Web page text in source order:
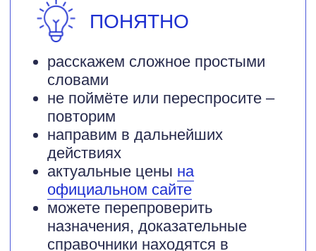
раздельные детский и взрослый
санузлы со средствами гигиены
пеленальные столики и игровой
уголок
питьевая вода, климатические
системы
гостевой WI-FI (QR код
у администратора на ресепшн)
оплата принимается наличными,
по карте, по СБП, по QR -коду.
Запишитесь на
приём прямо
сейчас